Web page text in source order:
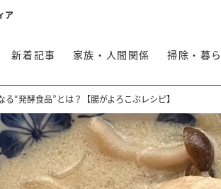
ア
新着記事 家族・人間関係 掃除・暮
“発酵食品”とは？【腸がよろこぶレシピ】